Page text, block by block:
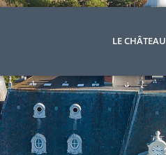
LE CHÂTEAU